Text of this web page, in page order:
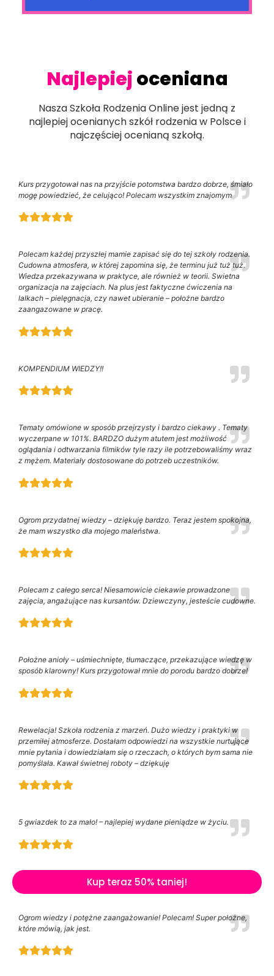
Najlepiejoceniana
Nasza Szkoła Rodzenia Online jest jedną z
najlepiej ocenianych szkół rodzenia w Polsce i
najczęściej ocenianą szkołą.
Kurs przygotował nas na przyjście potomstwa bardzo dobrze, śmiało
mogę powiedzieć, że celująco! Polecam wszystkim znajomym
Polecam każdej przyszłej mamie zapisać się do tej szkoły rodzenia.
Cudowna atmosfera, w której zapomina się, że terminu już tuż tuż.
Wiedza przekazywana w praktyce, ale również w teorii. Swietna
organizacja na zajęciach. Na plus jest faktyczne ćwiczenia na
lalkach – pielęgnacja, czy nawet ubieranie – położne bardzo
zaangazowane w pracę.
KOMPENDIUM WIEDZY!!
Tematy omówione w sposób przejrzysty i bardzo ciekawy . Tematy
wyczerpane w 101%. BARDZO dużym atutem jest możliwość
oglądania i odtwarzania filmików tyle razy ile potrzebowaliśmy wraz
z mężem. Materiały dostosowane do potrzeb uczestników.
Ogrom przydatnej wiedzy – dziękuję bardzo. Teraz jestem spokojna,
że mam wszystko dla mojego maleństwa.
Polecam z całego serca! Niesamowicie ciekawie prowadzone
zajęcia, angażujące nas kursantów. Dziewczyny, jesteście cudowne.
Położne anioły – uśmiechnięte, tłumaczące, przekazujące wiedzę w
sposób klarowny! Kurs przygotował mnie do porodu bardzo dobrze!
Rewelacja! Szkoła rodzenia z marzeń. Dużo wiedzy i praktyki w
przemiłej atmosferze. Dostałam odpowiedzi na wszystkie nurtujące
mnie pytania i dowiedziałam się o rzeczach, o których bym sama nie
pomyślała. Kawał świetnej roboty – dziękuję
5 gwiazdek to za mało! – najlepiej wydane pieniądze w życiu.
Kup teraz 50% taniej!
Ogrom wiedzy i potężne zaangażowanie! Polecam! Super położne,
które mówią, jak jest.